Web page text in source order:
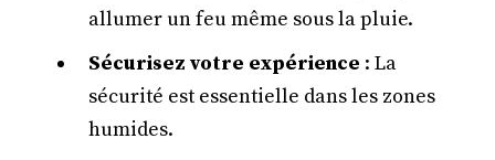
allumer un feu même sous la pluie.
Sécurisez votre expérience : La
sécurité est essentielle dans les zones
humides.